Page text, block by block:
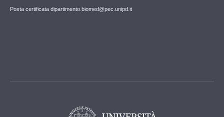
Posta certificata dipartimento.biomed@pec.unipd.it